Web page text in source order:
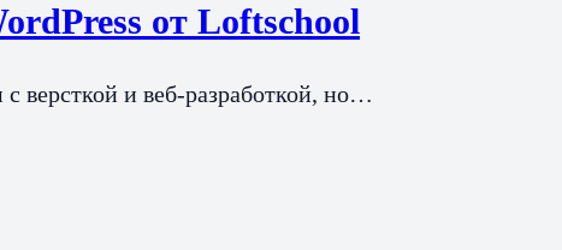
от Loftschool
версткой и веб-разработкой, но…